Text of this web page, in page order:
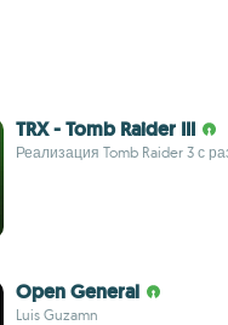
TRX - Tomb Raider III
Реализация Tomb Raider 3 с
Open General
Luis Guzamn